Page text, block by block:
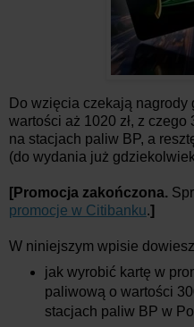
Do wzięcia czekają nagrody
wartości aż 1020 zł, z czego
na stacjach paliw BP, a
(do wydania już
[Promocja zakończona.
promocje w Citibanku.]
W niniejszym wpisie
jak wyrobić kartę w
paliwową o wartości
stacjach paliw BP w